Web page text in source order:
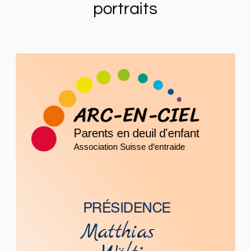
portraits
ARC-EN-CIEL
Parents en deuil d'enfant
Association Suisse d'entraide
PRÉSIDENCE
Matthias